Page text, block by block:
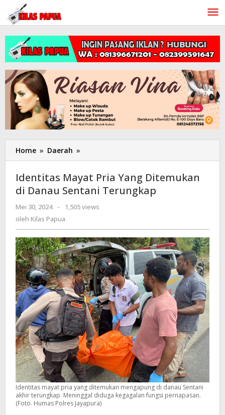
Lewati
konten
Home » Daerah »
Mayat
Yang
Ditemukan
di
Identitas Mayat Pria Yang Ditemukan
di Danau Sentani Terungkap
Mei 30, 2024
oleh
Kilas
-
1,505 views
oleh Kilas Papua
Identitas mayat pria yang ditemukan mengapung di danau Sentani
akhir terungkap. Meninggal diduga kegagalan fungsi pernapasan.
(Foto. Humas Polres Jayapura)